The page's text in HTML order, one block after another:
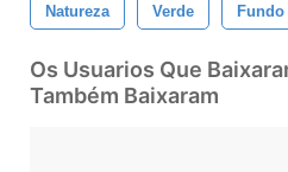
Natureza Verde Fundo
Os Usuarios Que
Também Baixaram